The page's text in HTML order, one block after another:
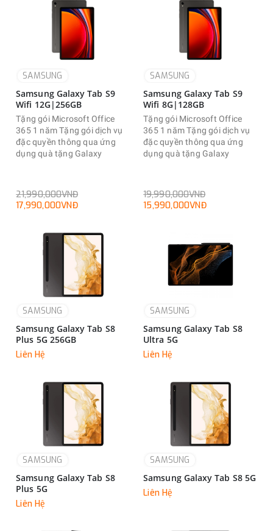
SAMSUNG
Samsung Galaxy Tab S9
Wifi 12G|256GB
Tặng gói Microsoft Office
365 1 năm Tặng gói dịch vụ
đặc quyền thông qua ứng
dụng quà tặng Galaxy
21,990,000VNĐ
17,990,000VNĐ
SAMSUNG
Samsung Galaxy Tab S9
Wifi 8G|128GB
Tặng gói Microsoft Office
365 1 năm Tặng gói dịch vụ
đặc quyền thông qua ứng
dụng quà tặng Galaxy
19,990,000VNĐ
15,990,000VNĐ
SAMSUNG
Samsung Galaxy Tab S8
Plus 5G 256GB
Liên Hệ
SAMSUNG
Samsung Galaxy Tab S8
Ultra 5G
Liên Hệ
SAMSUNG
Samsung Galaxy Tab S8
Plus 5G
Liên Hệ
SAMSUNG
Samsung Galaxy Tab S8 5G
Liên Hệ